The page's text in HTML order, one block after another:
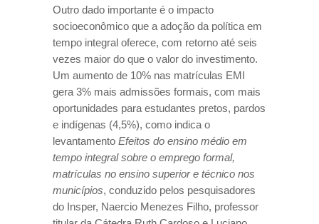
Outro dado importante é o impacto
socioeconômico que a adoção da política em
tempo integral oferece, com retorno até seis
vezes maior do que o valor do investimento.
Um aumento de 10% nas matrículas EMI
gera 3% mais admissões formais, com mais
oportunidades para estudantes pretos, pardos
e indígenas (4,5%), como indica o
levantamento Efeitos do ensino médio em
tempo integral sobre o emprego formal,
matrículas no ensino superior e técnico nos
municípios, conduzido pelos pesquisadores
do Insper, Naercio Menezes Filho, professor